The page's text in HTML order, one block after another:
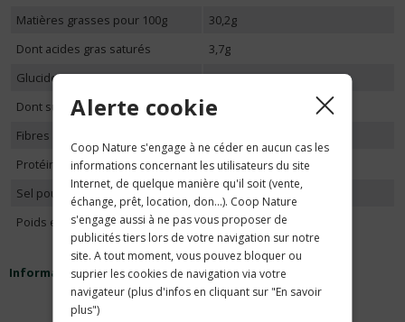
Matières grasses pour 100g
30,2g
Dont acides gras saturés
3,7g
Glucides pour 100g
53,3g
Dont sucres
1,0g
Fibres alimentaires pour 100g
Protéines pour 100g
6,7g
Sel pour 100g
1,0g
Poids en gramme
90
Informations nutritionnelles
Alerte cookie
Coop Nature s'engage à ne céder en aucun cas les
informations concernant les utilisateurs du site
Internet, de quelque manière qu'il soit (vente,
échange, prêt, location, don...). Coop Nature
s'engage aussi à ne pas vous proposer de
publicités tiers lors de votre navigation sur notre
site. A tout moment, vous pouvez bloquer ou
suprier les cookies de navigation via votre
navigateur (plus d'infos en cliquant sur "En savoir
plus")